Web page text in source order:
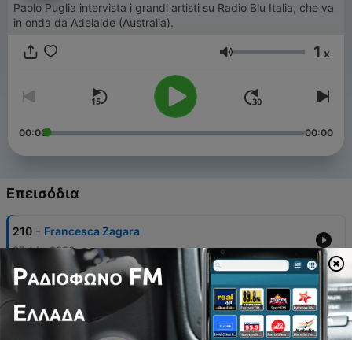
Paolo Puglia intervista i grandi artisti su Radio Blu Italia, che va
in onda da Adelaide (Australia).
Ένταση 1 x
00:00 00:00
Επεισόδια
210 - Francesca Zagara
07 Αύγ 2026
209 - Stefano Fucili
Sissy Castrogiovanni